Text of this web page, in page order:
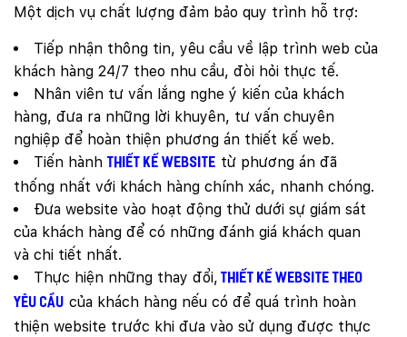
Một dịch vụ chất lượng đảm bảo quy trình hỗ trợ:
Tiếp nhận thông tin, yêu cầu về lập trình web của
khách hàng 24/7 theo nhu cầu, đòi hỏi thực tế.
Nhân viên tư vấn lắng nghe ý kiến của khách
hàng, đưa ra những lời khuyên, tư vấn chuyên
nghiệp để hoàn thiện phương án thiết kế web.
Tiến hành thiết kế website từ phương án đã
thống nhất với khách hàng chính xác, nhanh chóng.
Đưa website vào hoạt động thử dưới sự giám sát
của khách hàng để có những đánh giá khách quan
và chi tiết nhất.
Thực hiện những thay đổi, thiết kế website theo
yêu cầu của khách hàng nếu có để quá trình hoàn
thiện website trước khi đưa vào sử dụng được thực